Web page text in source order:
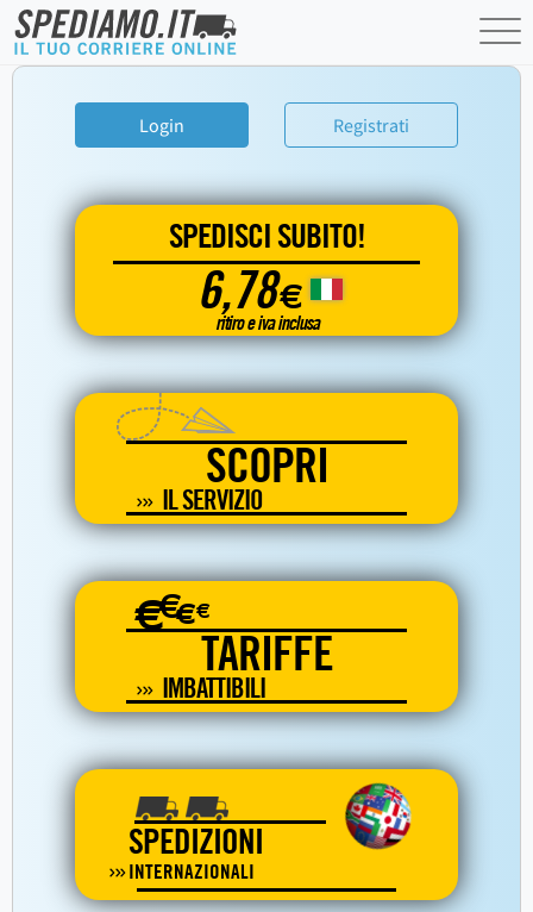
Login Registrati
SPEDISCI SUBITO!
6,78€
ritiro e iva inclusa
SCOPRI
IL SERVIZIO
€€€€
TARIFFE
IMBATTIBILI
SPEDIZIONI
INTERNAZIONALI